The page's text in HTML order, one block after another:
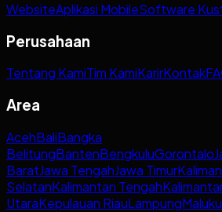
WebsiteAplikasi MobileSoftware
Perusahaan
Tentang KamiTim KamiKarirKontak
Area
AcehBaliBangka
BelitungBantenBengkuluGorontalo
BaratJawa TengahJawa Timur
SelatanKalimantan Tengah
UtaraKepulauan RiauLampungMaluku